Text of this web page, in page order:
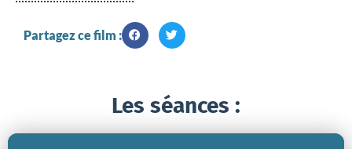
Partagez ce film :
Les séances :